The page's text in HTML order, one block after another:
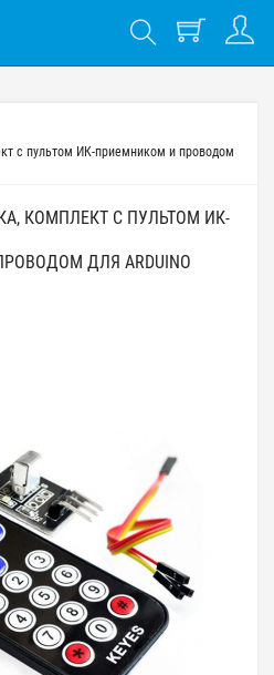
с пультом ИК-приемником и проводом
КОМПЛЕКТ С ПУЛЬТОМ ИК-
ДЛЯ ARDUINO